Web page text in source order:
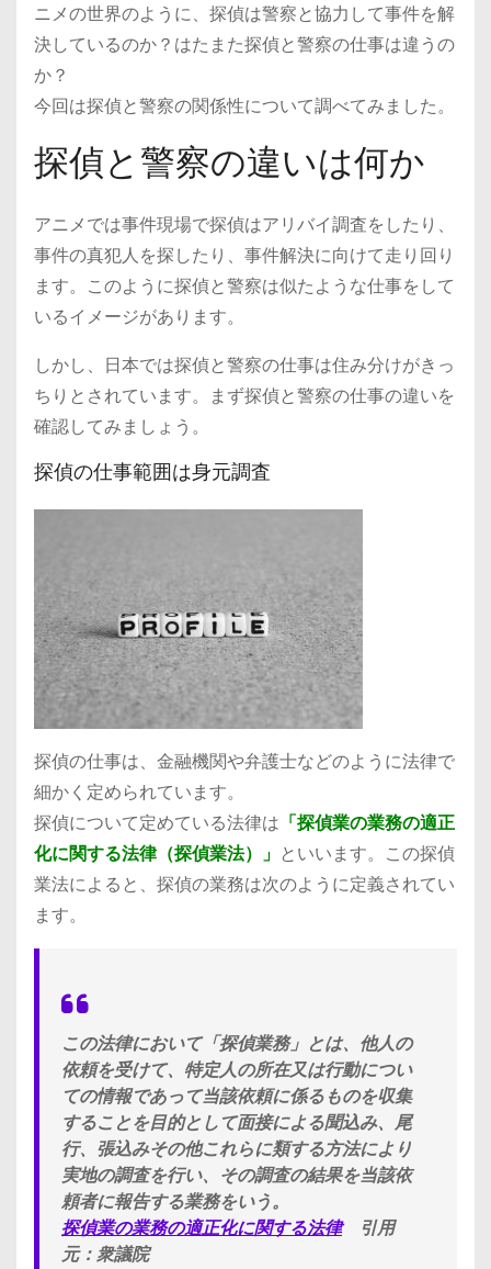
ニメの世界のように、探偵は警察と協力して事件を解
決しているのか？はたまた探偵と警察の仕事は違うの
か？
今回は探偵と警察の関係性について調べてみました。
探偵と警察の違いは何か
アニメでは事件現場で探偵はアリバイ調査をしたり、
事件の真犯人を探したり、事件解決に向けて走り回り
ます。このように探偵と警察は似たような仕事をして
いるイメージがあります。
しかし、日本では探偵と警察の仕事は住み分けがきっ
ちりとされています。まず探偵と警察の仕事の違いを
確認してみましょう。
探偵の仕事範囲は身元調査
探偵の仕事は、金融機関や弁護士などのように法律で
細かく定められています。
探偵について定めている法律は 「探偵業の業務の適正
化に関する法律（探偵業法）」 といいます。この探偵
業法によると、探偵の業務は次のように定義されてい
ます。
この法律において「探偵業務」とは、他人の
依頼を受けて、特定人の所在又は行動につい
ての情報であって当該依頼に係るものを収集
することを目的として面接による聞込み、尾
行、張込みその他これらに類する方法により
実地の調査を行い、その調査の結果を当該依
頼者に報告する業務をいう。
探偵業の業務の適正化に関する法律引用
元：衆議院